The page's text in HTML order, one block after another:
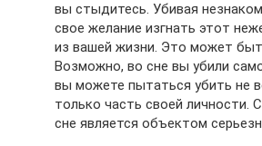
вы стыдитесь. Убивая
свое желание изгнать этот
из вашей жизни. Это может
Возможно, во сне вы убили
вы можете пытаться убить не
только часть своей личности.
сне является объектом